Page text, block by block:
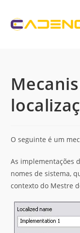
O seguinte é um
As implementações
nomes de sistema,
contexto do Mestre